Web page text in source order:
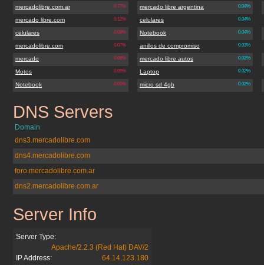
0.77%
mercadolibre.com.ar
0.12%
mercado libre.com
0.08%
celulares
0.07%
mercadolibre.com
0.06%
mercado
0.05%
Motos
0.05%
Notebook
0.04%
mercado libre argentina
0.04%
celulares
0.04%
Notebook
0.03%
anillos de compromiso
0.02%
mercado libre autos
0.02%
Laptop
0.02%
micro sd 4gb
mercadolibre.com.ar
DNS Servers
Domain
dns3.mercadolibre.com
dns4.mercadolibre.com
foro.mercadolibre.com.ar
dns2.mercadolibre.com.ar
mercadolibre.com.ar
Server Info
Server Type:
Apache/2.2.3 (Red Hat) DAV/2
IP Address:
64.14.123.180